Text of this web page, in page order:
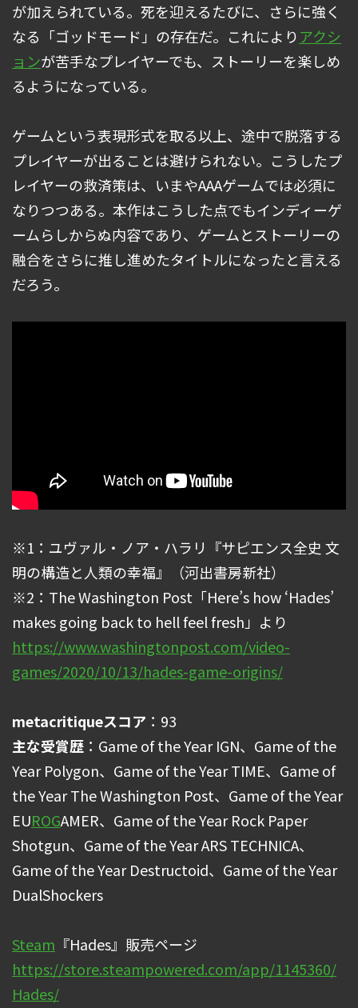
が加えられている。死を迎えるたびに、さらに強く
なる「ゴッドモード」の存在だ。これによりアクシ
ョンが苦手なプレイヤーでも、ストーリーを楽しめ
るようになっている。
ゲームという表現形式を取る以上、途中で脱落する
プレイヤーが出ることは避けられない。こうしたプ
レイヤーの救済策は、いまやAAAゲームでは必須に
なりつつある。本作はこうした点でもインディーゲ
ームらしからぬ内容であり、ゲームとストーリーの
融合をさらに推し進めたタイトルになったと言える
だろう。
※1：ユヴァル・ノア・ハラリ『サピエンス全史 文
明の構造と人類の幸福』（河出書房新社）
※2：The Washington Post「Here’s how ‘Hades’
makes going back to hell feel fresh」より
https://www.washingtonpost.com/video-
games/2020/10/13/hades-game-origins/
metacritiqueスコア ：93
主な受賞歴 ：Game of the Year IGN、Game of the
Year Polygon、Game of the Year TIME、Game of
the Year The Washington Post、Game of the Year
EUROGAMER、Game of the Year Rock Paper
Shotgun、Game of the Year ARS TECHNICA、
Game of the Year Destructoid、Game of the Year
DualShockers
Steam 『Hades』販売ページ
https://store.steampowered.com/app/1145360/
Hades/